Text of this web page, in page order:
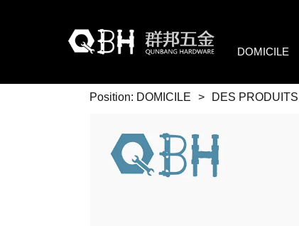
DOMICILE
Position: DOMICILE > DES PRODUITS